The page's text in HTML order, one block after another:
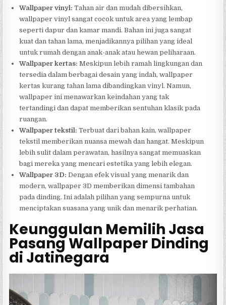
Wallpaper vinyl: Tahan air dan mudah dibersihkan,
wallpaper vinyl sangat cocok untuk area yang lembap
seperti dapur dan kamar mandi. Bahan ini juga sangat
kuat dan tahan lama, menjadikannya pilihan yang ideal
untuk rumah dengan anak-anak atau hewan peliharaan.
Wallpaper kertas: Meskipun lebih ramah lingkungan dan
tersedia dalam berbagai desain yang indah, wallpaper
kertas kurang tahan lama dibandingkan vinyl. Namun,
wallpaper ini menawarkan keindahan yang tak
tertandingi dan dapat memberikan sentuhan klasik pada
ruangan.
Wallpaper tekstil: Terbuat dari bahan kain, wallpaper
tekstil memberikan nuansa mewah dan hangat. Meskipun
lebih sulit dalam perawatan, hasilnya sangat memuaskan
bagi mereka yang mencari estetika yang lebih elegan.
Wallpaper 3D: Dengan efek visual yang menarik dan
modern, wallpaper 3D memberikan dimensi tambahan
pada dinding. Ini adalah pilihan yang sempurna untuk
menciptakan suasana yang unik dan menarik perhatian.
Keunggulan Memilih Jasa
Pasang Wallpaper Dinding
di Jatinegara